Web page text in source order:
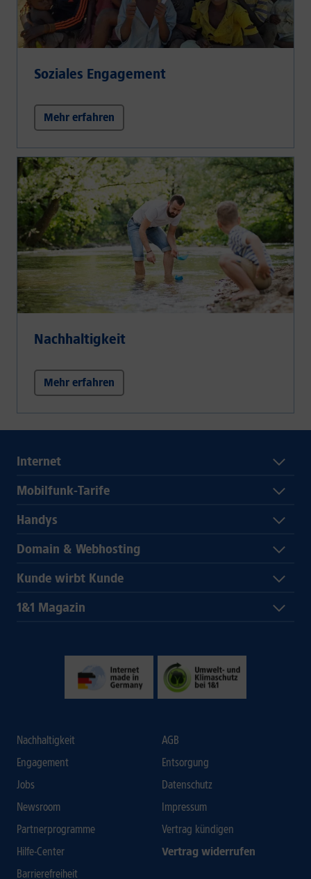
Soziales Engagement
Mehr erfahren
Nachhaltigkeit
Mehr erfahren
Internet
Mobilfunk-Tarife
Handys
Domain & Webhosting
Kunde wirbt Kunde
1&1 Magazin
Nachhaltigkeit
Engagement
Jobs
Newsroom
Partnerprogramme
Hilfe-Center
Barrierefreiheit
AGB
Entsorgung
Datenschutz
Impressum
Vertrag kündigen
Vertrag widerrufen